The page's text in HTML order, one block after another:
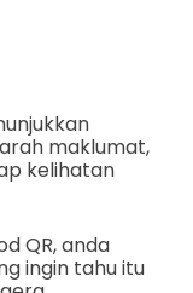
maklumat,
kelihatan
QR, anda
ingin tahu itu